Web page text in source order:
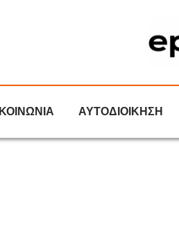
ΚΟΙΝΩΝΙΑ ΑΥΤΟΔΙΟΙΚΗΣΗ